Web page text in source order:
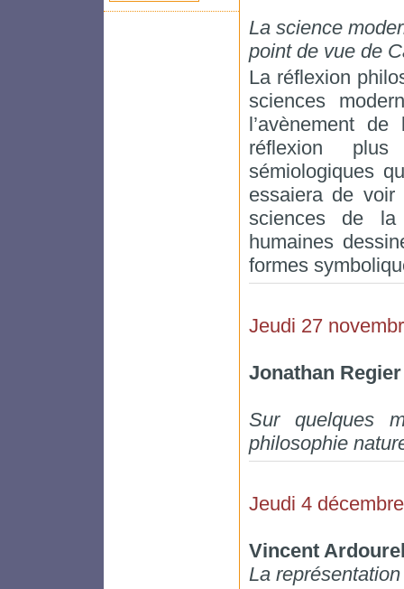
La science
point de vue de
La réflexion
sciences
l’avènement
réflexion
sémiologiques
essaiera de voir
sciences de la
humaines
formes
Jeudi 27
Jonathan
Sur quelques
philosophie
Jeudi 4 décembre
Vincent
La